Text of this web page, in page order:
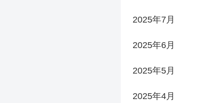
2025年7月
2025年6月
2025年5月
2025年4月